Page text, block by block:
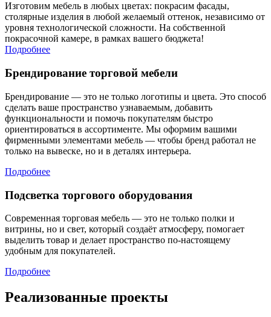
Изготовим мебель в любых цветах: покрасим фасады,
столярные изделия в любой желаемый оттенок, независимо от
уровня технологической сложности. На собственной
покрасочной камере, в рамках вашего бюджета!
Подробнее
Брендирование торговой мебели
Брендирование — это не только логотипы и цвета. Это способ
сделать ваше пространство узнаваемым, добавить
функциональности и помочь покупателям быстро
ориентироваться в ассортименте. Мы оформим вашими
фирменными элементами мебель — чтобы бренд работал не
только на вывеске, но и в деталях интерьера.
Подробнее
Подсветка торгового оборудования
Современная торговая мебель — это не только полки и
витрины, но и свет, который создаёт атмосферу, помогает
выделить товар и делает пространство по-настоящему
удобным для покупателей.
Подробнее
Реализованные проекты